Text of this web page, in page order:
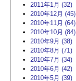
2011年1月 (32)
2010年12月 (45)
2010年11月 (64)
2010年10月 (84)
2010年9月 (38)
2010年8月 (71)
2010年7月 (34)
2010年6月 (42)
2010年5月 (39)